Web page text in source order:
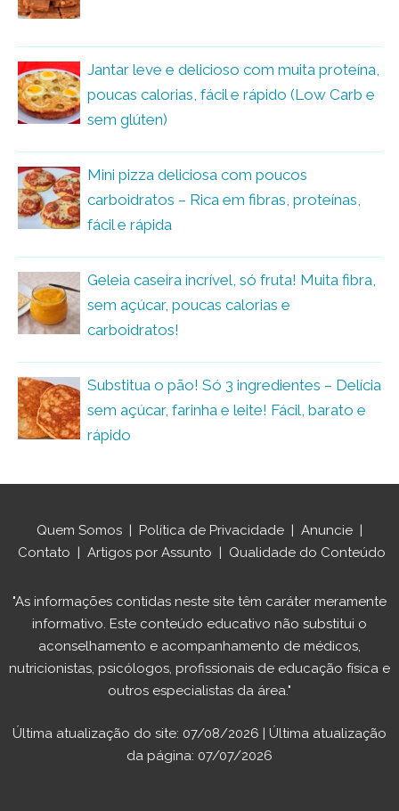
Jantar leve e delicioso com muita proteína,
poucas calorias, fácil e rápido (Low Carb e
sem glúten)
Mini pizza deliciosa com poucos
carboidratos – Rica em fibras, proteínas,
fácil e rápida
Geleia caseira incrível, só fruta! Muita fibra,
sem açúcar, poucas calorias e
carboidratos!
Substitua o pão! Só 3 ingredientes – Delícia
sem açúcar, farinha e leite! Fácil, barato e
rápido
Quem Somos | Política de Privacidade | Anuncie |
Contato | Artigos por Assunto | Qualidade do Conteúdo
"As informações contidas neste site têm caráter meramente
informativo. Este conteúdo educativo não substitui o
aconselhamento e acompanhamento de médicos,
nutricionistas, psicólogos, profissionais de educação física e
outros especialistas da área."
Última atualização do site: 07/08/2026 | Última atualização
da página: 07/07/2026